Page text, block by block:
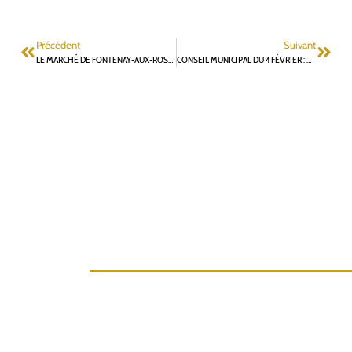
Précédent
LE MARCHÉ DE FONTENAY-AUX-ROSES : UNE GESTION À REPRENDRE PAR LA COMMUNE
Suivant
CONSEIL MUNICIPAL DU 4 FÉVRIER : MOTION POUR UN PLAN D’ACTIONS EN FAVEUR DE LA LUTTE CONTRE LES VIOLENCES INTRA FAMILIALES